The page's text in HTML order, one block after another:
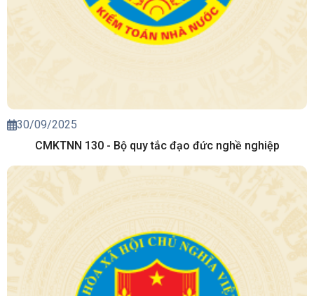
30/09/2025
CMKTNN 130 - Bộ quy tắc đạo đức nghề nghiệp